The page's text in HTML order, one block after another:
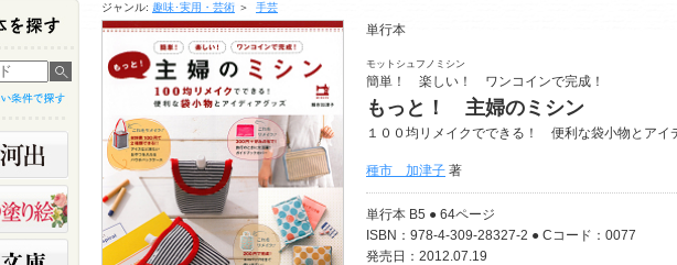
ジャンル: 趣味･実用・芸術 ＞ 手芸
単行本
モットシュフノミシン
簡単！ 楽しい！ ワンコインで完成！
もっと！ 主婦のミシン
１００均リメイクでできる！ 便利な袋小物とアイ
種市 加津子 著
単行本 B5 ● 64ページ
ISBN：978-4-309-28327-2 ● Cコード：0077
発売日：2012.07.19